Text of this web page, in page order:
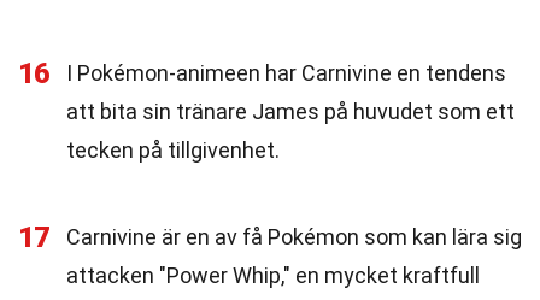
16
I Pokémon-animeen har Carnivine en tendens
att bita sin tränare James på huvudet som ett
tecken på tillgivenhet.
17
Carnivine är en av få Pokémon som kan lära sig
attacken "Power Whip," en mycket kraftfull